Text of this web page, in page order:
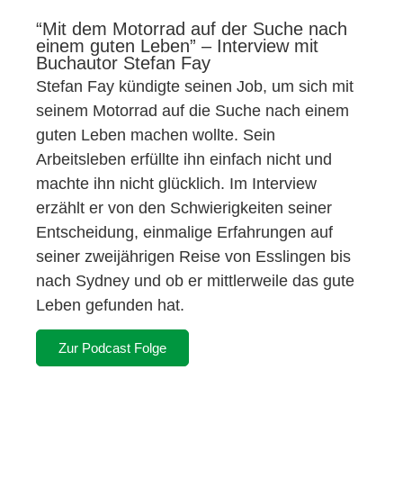
“Mit dem Motorrad auf der Suche nach
einem guten Leben” – Interview mit
Buchautor Stefan Fay
Stefan Fay kündigte seinen Job, um sich mit
seinem Motorrad auf die Suche nach einem
guten Leben machen wollte. Sein
Arbeitsleben erfüllte ihn einfach nicht und
machte ihn nicht glücklich. Im Interview
erzählt er von den Schwierigkeiten seiner
Entscheidung, einmalige Erfahrungen auf
seiner zweijährigen Reise von Esslingen bis
nach Sydney und ob er mittlerweile das gute
Leben gefunden hat.
Zur Podcast Folge